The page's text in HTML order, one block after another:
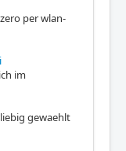
per wlan-
im
gewaehlt